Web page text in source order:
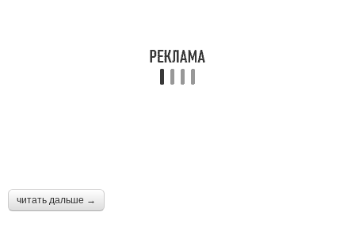
читать дальше →